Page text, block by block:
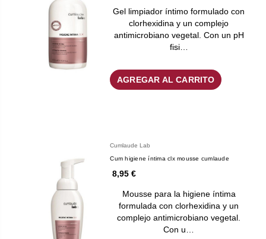
Gel limpiador íntimo formulado con
clorhexidina y un complejo
antimicrobiano vegetal. Con un pH
fisi…
AGREGAR AL CARRITO
Cumlaude Lab
Cum higiene íntima clx mousse cumlaude
8,95 €
Mousse para la higiene íntima
formulada con clorhexidina y un
complejo antimicrobiano vegetal.
Con u…